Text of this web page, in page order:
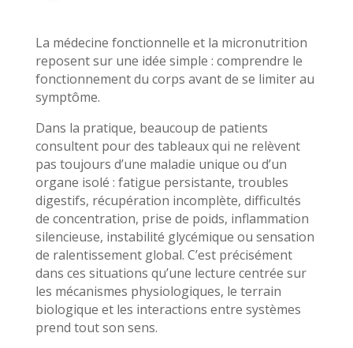
La médecine fonctionnelle et la micronutrition
reposent sur une idée simple : comprendre le
fonctionnement du corps avant de se limiter au
symptôme.
Dans la pratique, beaucoup de patients
consultent pour des tableaux qui ne relèvent
pas toujours d’une maladie unique ou d’un
organe isolé : fatigue persistante, troubles
digestifs, récupération incomplète, difficultés
de concentration, prise de poids, inflammation
silencieuse, instabilité glycémique ou sensation
de ralentissement global. C’est précisément
dans ces situations qu’une lecture centrée sur
les mécanismes physiologiques, le terrain
biologique et les interactions entre systèmes
prend tout son sens.